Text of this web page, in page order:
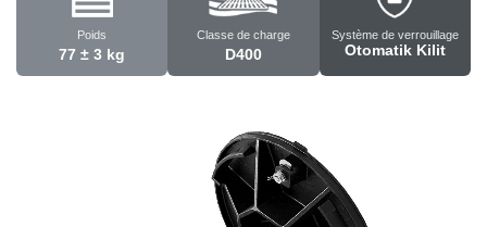
Poids
77 ± 3 kg
Classe de charge
D400
Système de verrouillage
Otomatik Kilit